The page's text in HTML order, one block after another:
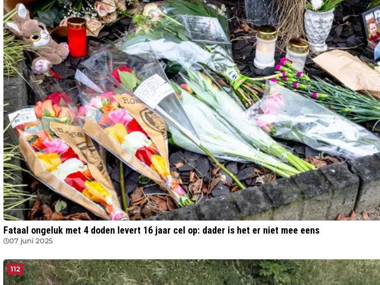
Fataal ongeluk met 4 doden levert 16 jaar cel op: dader is het er niet mee eens
07 juni 2025
112